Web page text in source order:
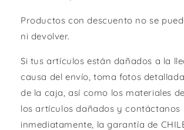
Productos con descuento no se
ni devolver.
Si tus artículos están dañados a la
causa del envío, toma fotos
de la caja, así como los materiales
los artículos dañados y contáctanos
inmediatamente, la garantía de